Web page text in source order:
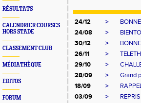
RÉSULTATS
CALENDRIER COURSES
HORS STADE
CLASSEMENT CLUB
MÉDIATHÈQUE
EDITOS
FORUM
24/12 >
24/08
>
30/12
>
26/11
>
29/10
>
28/09
>
Grand
18/09
>
03/09
>